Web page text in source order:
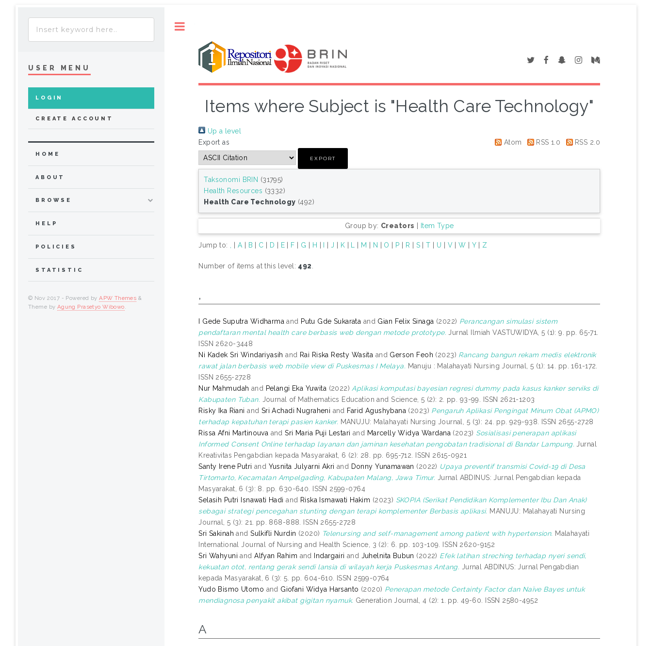
Items where Subject is "Health Care Technology"
Up a level
Export as
Atom RSS 1.0 RSS 2.0
Taksonomi BRIN (31795)
Health Resources (3332)
Health Care Technology (492)
Group by: Creators | Item Type
Jump to: | A | B | C | D | E | F | G | H | I | J | K | L | M | N | O | P | R | S|T | U | V |W | Y| Z
Number of items at this level: 492
,
I Gede Suputra Widharma and Putu Gde Sukarata and Gian Felix Sinaga (2022) Perancangan simulasi sistem
pendaftaran mental health care berbasis web dengan metode prototype. Jurnal Ilmiah VASTUWIDYA, 5 (1): 9. pp. 65-71.
ISSN 2620-3448
Ni Kadek Sri Windariyasih and Rai Riska Resty Wasita and Gerson Feoh (2023) Rancang bangun rekam medis elektronik
rawat jalan berbasis web mobile view di Puskesmas I Melaya. Manuju : Malahayati Nursing Journal, 5 (1): 14. pp. 161-172.
ISSN 2655-2728
Nur Mahmudah and Pelangi Eka Yuwita (2022) Aplikasi komputasi bayesian regresi dummy pada kasus kanker serviks di
Kabupaten Tuban. Journal of Mathematics Education and Science, 5 (2): 2. pp. 93-99. ISSN 2621-1203
Risky Ika Riani and Sri Achadi Nugraheni and Farid Agushybana (2023) Pengaruh Aplikasi Pengingat Minum Obat (APMO)
terhadap kepatuhan terapi pasien kanker. MANUJU: Malahayati Nursing Journal, 5 (3): 24. pp. 929-938. ISSN 2655-2728
Rissa Afni Martinouva andSri Maria Puji Lestari and Marcelly Widya Wardana (2023) Sosialisasi penerapan aplikasi
Informed Consent Online terhadap layanan dan jaminan kesehatan pengobatan tradisional di Bandar Lampung. Jurnal
Kreativitas Pengabdian kepada Masyarakat, 6 (2): 28. pp. 695-712. ISSN 2615-0921
Santy Irene Putri and Yusnita Julyarni Akri and Donny Yunamawan (2022) Upaya preventif transmisi Covid-19 di Desa
Tirtomarto, Kecamatan Ampelgading, Kabupaten Malang, Jawa Timur. Jurnal ABDINUS: Jurnal Pengabdian kepada
Masyarakat, 6 (3): 8. pp. 630-640. ISSN 2599-0764
Selasih Putri Isnawati Hadi and Riska Ismawati Hakim (2023) SKOPIA (Serikat Pendidikan Komplementer Ibu Dan Anak)
sebagai strategi pencegahan stunting dengan terapi komplementer Berbasis aplikasi. MANUJU: Malahayati Nursing
Journal, 5 (3): 21. pp. 868-888. ISSN 2655-2728
Sri Sakinah andSulkifli Nurdin (2020) Telenursing and self-management among patient with hypertension. Malahayati
International Journal of Nursing and Health Science, 3 (2): 6. pp. 103-109. ISSN 2620-9152
Sri Wahyuni andAlfyan Rahim and Indargairi and Juhelnita Bubun (2022) Efek latihan streching terhadap nyeri sendi,
kekuatan otot, rentang gerak sendi lansia di wilayah kerja Puskesmas Antang. Jurnal ABDINUS: Jurnal Pengabdian
kepada Masyarakat, 6 (3): 5. pp. 604-610. ISSN 2599-0764
Yudo Bismo Utomo and Giofani Widya Harsanto (2020) Penerapan metode Certainty Factor dan Naïve Bayes untuk
mendiagnosa penyakit akibat gigitan nyamuk. Generation Journal, 4 (2): 1. pp. 49-60. ISSN 2580-4952
A
USER MENU
LOGIN
CREATE ACCOUNT
HOME
ABOUT
BROWSE
HELP
POLICIES
STATISTIC
© Nov 2017 - Powered byAPW Themes &
Theme by Agung Prasetyo Wibowo.